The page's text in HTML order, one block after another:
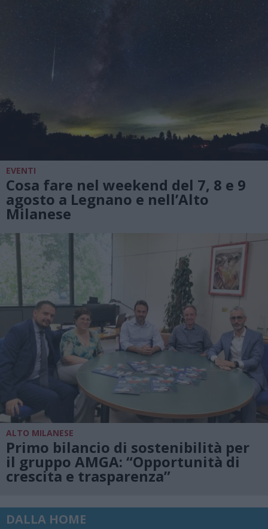
EVENTI
Cosa fare nel weekend del 7, 8 e 9
agosto a Legnano e nell’Alto
Milanese
ALTO MILANESE
Primo bilancio di sostenibilità per
il gruppo AMGA: “Opportunità di
crescita e trasparenza”
DALLA HOME